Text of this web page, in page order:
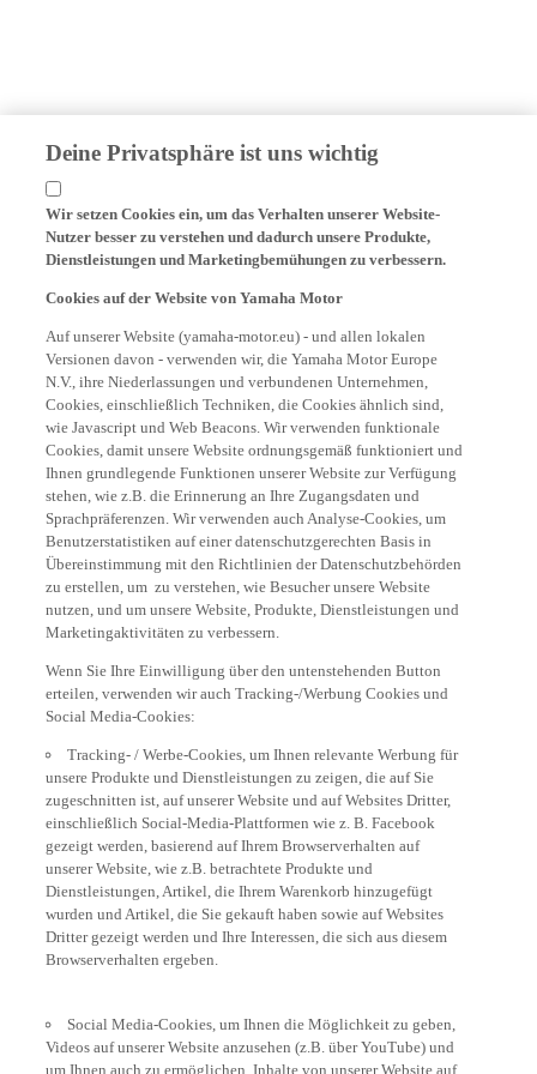
Deine Privatsphäre ist uns wichtig
Wir setzen Cookies ein, um das Verhalten unserer Website-
Nutzer besser zu verstehen und dadurch unsere Produkte,
Dienstleistungen und Marketingbemühungen zu verbessern.
Cookies auf der Website von Yamaha Motor
Auf unserer Website (yamaha-motor.eu) - und allen lokalen
Versionen davon - verwenden wir, die Yamaha Motor Europe
N.V., ihre Niederlassungen und verbundenen Unternehmen,
Cookies, einschließlich Techniken, die Cookies ähnlich sind,
wie Javascript und Web Beacons. Wir verwenden funktionale
Cookies, damit unsere Website ordnungsgemäß funktioniert und
Ihnen grundlegende Funktionen unserer Website zur Verfügung
stehen, wie z.B. die Erinnerung an Ihre Zugangsdaten und
Sprachpräferenzen. Wir verwenden auch Analyse-Cookies, um
Benutzerstatistiken auf einer datenschutzgerechten Basis in
Übereinstimmung mit den Richtlinien der Datenschutzbehörden
zu erstellen, um zu verstehen, wie Besucher unsere Website
nutzen, und um unsere Website, Produkte, Dienstleistungen und
Marketingaktivitäten zu verbessern.
Wenn Sie Ihre Einwilligung über den untenstehenden Button
erteilen, verwenden wir auch Tracking-/Werbung Cookies und
Social Media-Cookies:
Tracking- / Werbe-Cookies, um Ihnen relevante Werbung für
unsere Produkte und Dienstleistungen zu zeigen, die auf Sie
zugeschnitten ist, auf unserer Website und auf Websites Dritter,
einschließlich Social-Media-Plattformen wie z. B. Facebook
gezeigt werden, basierend auf Ihrem Browserverhalten auf
unserer Website, wie z.B. betrachtete Produkte und
Dienstleistungen, Artikel, die Ihrem Warenkorb hinzugefügt
wurden und Artikel, die Sie gekauft haben sowie auf Websites
Dritter gezeigt werden und Ihre Interessen, die sich aus diesem
Browserverhalten ergeben.
Social Media-Cookies, um Ihnen die Möglichkeit zu geben,
Videos auf unserer Website anzusehen (z.B. über YouTube) und
um Ihnen auch zu ermöglichen, Inhalte von unserer Website auf